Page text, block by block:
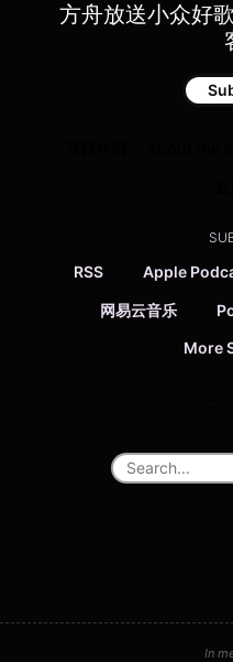
方舟放送小众好
RSS Apple
网易云音乐
More
In